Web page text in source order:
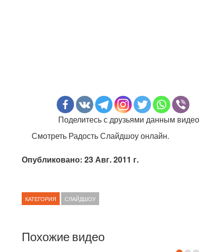
Поделитесь с друзьями данным видео
Смотреть Радость Слайдшоу онлайн.
Опубликовано: 23 Авг. 2011 г.
КАТЕГОРИЯ СЛАЙДШОУ
Похожие видео